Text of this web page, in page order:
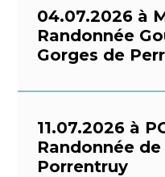
04.07.2026 à
Randonnée
Gorges de
11.07.2026 à
Randonnée
Porrentruy